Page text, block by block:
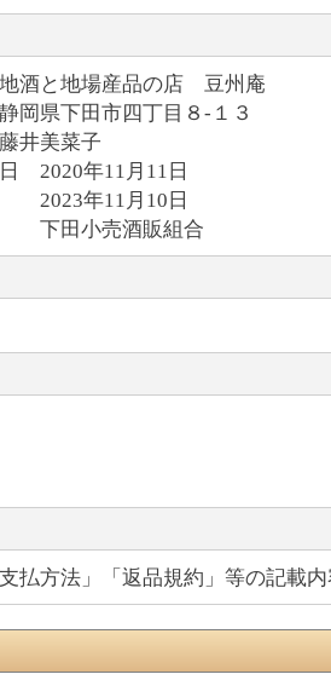
酒と地場産品の店 豆州庵
丁目８-１３
井美菜子
2020年11月11日
年11月10日
小売酒販組合
払方法」「返品規約」等の記載